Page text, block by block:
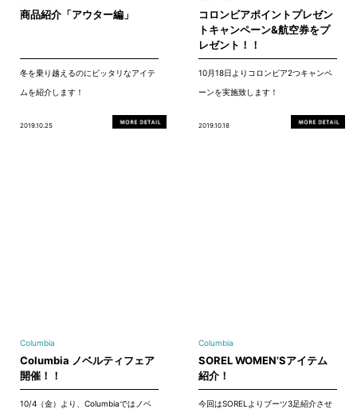
商品紹介「アウター編」
冬を乗り越えるのにピッタリなアイテ
ムを紹介します！
2019.10.25
コロンビアポイントプレゼン
トキャンペーン&航空券をプ
レゼント！！
10月18日よりコロンビア2つキャンペ
ーンを実施致します！
2019.10.18
Columbia
Columbia ノベルティフェア
開催！！
10/4（金）より、Columbiaではノベ
Columbia
SOREL WOMEN’Sアイテム
紹介！
今回はSORELよりブーツ3足紹介させ